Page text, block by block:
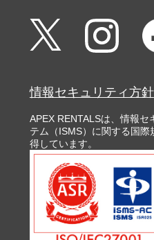
情報セキュリティ方針
APEX RENTALSは、情報セ
テム（ISMS）に関する国
得しています。